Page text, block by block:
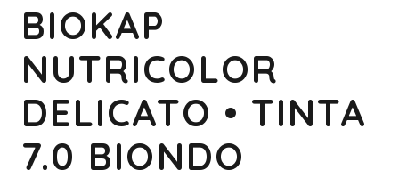
BIOKAP
NUTRICOLOR
DELICATO • TINTA
7.0 BIONDO